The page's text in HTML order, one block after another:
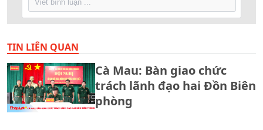
TIN LIÊN QUAN
Cà Mau: Bàn giao chức
trách lãnh đạo hai Đồn Biên
phòng